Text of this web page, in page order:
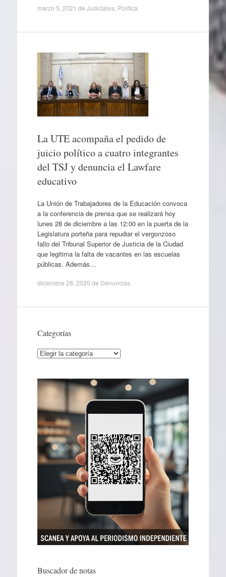
marzo 5, 2021 de Judiciales, Política
La UTE acompaña el pedido de
juicio político a cuatro integrantes
del TSJ y denuncia el Lawfare
educativo
La Unión de Trabajadores de la Educación convoca
a la conferencia de prensa que se realizará hoy
lunes 28 de diciembre a las 12:00 en la puerta de la
Legislatura porteña para repudiar el vergonzoso
fallo del Tribunal Superior de Justicia de la Ciudad
que legitima la falta de vacantes en las escuelas
públicas. Además…
diciembre 28, 2020 de Denuncias.
Categorías
Categorías
Buscador de notas